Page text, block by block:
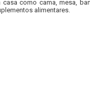
como cama, mesa,
alimentares.